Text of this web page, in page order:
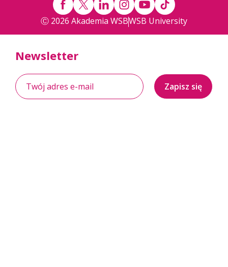
Ⓒ 2026 Akademia WSBWSB University
Newsletter
Zapisz się